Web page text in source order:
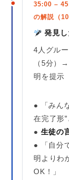
35:00 –
の解説（10
発見
4人グル
（5分）
明を提示
● 「みん
在完了形”
● 生徒の
● 「自分
明よりわ
OK！」